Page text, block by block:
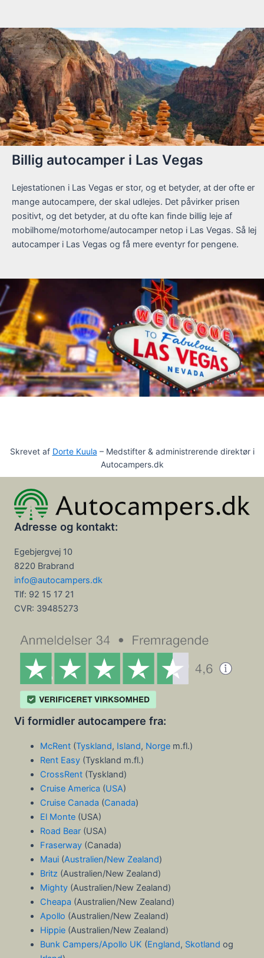
Billig autocamper i Las Vegas
Lejestationen i Las Vegas er stor, og et betyder, at der ofte er
mange autocampere, der skal udlejes. Det påvirker prisen
positivt, og det betyder, at du ofte kan finde billig leje af
mobilhome/motorhome/autocamper netop i Las Vegas. Så lej
autocamper i Las Vegas og få mere eventyr for pengene.
Skrevet af Dorte Kuula – Medstifter & administrerende direktør i
Autocampers.dk
Adresse og kontakt:
Egebjergvej 10
8220 Brabrand
info@autocampers.dk
Tlf: 92 15 17 21
CVR: 39485273
Vi formidler autocampere fra:
McRent(Tyskland, Island, Norgem.fl.)
Rent Easy(Tyskland m.fl.)
CrossRent(Tyskland)
Cruise America (USA)
Cruise Canada (Canada)
El Monte(USA)
Road Bear(USA)
Fraserway (Canada)
Maui (Australien/New Zealand)
Britz (Australien/New Zealand)
Mighty (Australien/New Zealand)
Cheapa (Australien/New Zealand)
Apollo (Australien/New Zealand)
Hippie(Australien/New Zealand)
Bunk Campers/Apollo UK (England, Skotland og